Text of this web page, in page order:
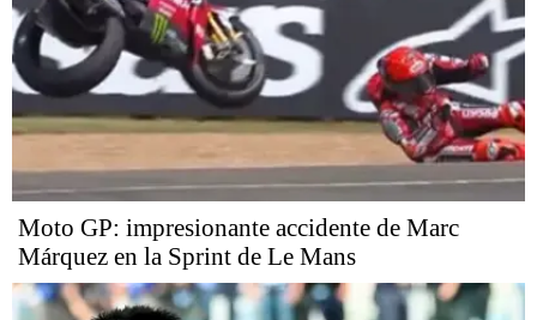
Moto GP: impresionante accidente de Marc
Márquez en la Sprint de Le Mans